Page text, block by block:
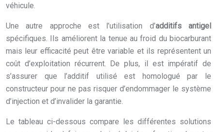
véhicule.
Une autre approche est l’utilisation d’additifs antigel
spécifiques. Ils améliorent la tenue au froid du biocarburant
mais leur efficacité peut être variable et ils représentent un
coût d’exploitation récurrent. De plus, il est impératif de
s’assurer que l’additif utilisé est homologué par le
constructeur pour ne pas risquer d’endommager le système
d’injection et d’invalider la garantie.
Le tableau ci-dessous compare les différentes solutions